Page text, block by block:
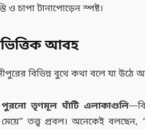
ও চাপা টানাপোড়েন স্পষ্ট।
আবহ
বিভিন্ন বুথে কথা বলে যা
পুরনো তৃণমূল ঘাঁটি এলাকাগুলি
মেয়ে” তত্ত্ব প্রবল। অনেকেই